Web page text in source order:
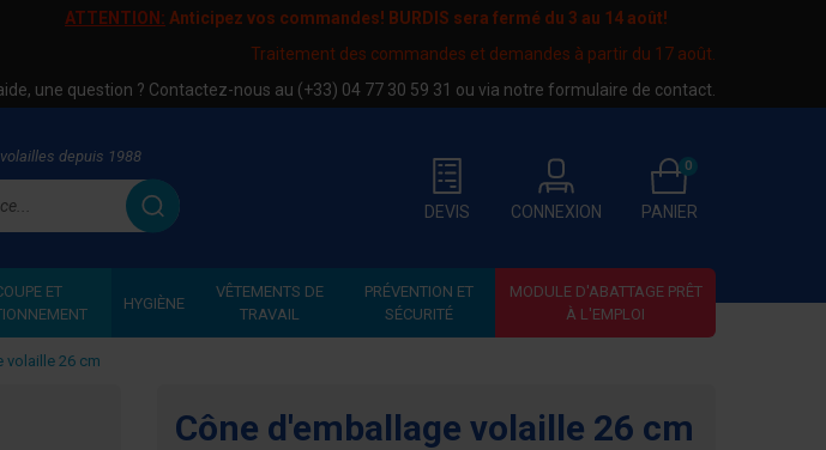
ATTENTION: Anticipez vos commandes! BURDIS sera fermé du 3 au 14 août!
Traitement des commandes et demandes à partir du 17 août.
une question ? Contactez-nous au (+33) 04 77 30 59 31 ou via notre formulaire de contact
depuis 1988
DEVIS CONNEXION PANIER
0
ET
HYGIÈNE
VÊTEMENTS DE
TRAVAIL
PRÉVENTION ET
SÉCURITÉ
MODULE D'ABATTAGE PRÊT
À L'EMPLOI
volaille 26 cm
Cône d'emballage volaille 26 cm